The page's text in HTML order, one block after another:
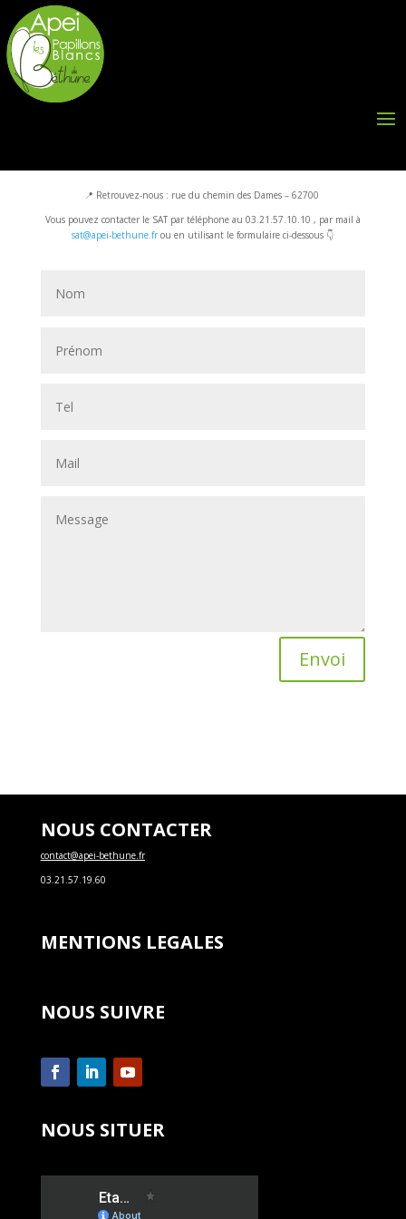
📍 Retrouvez-nous : rue du chemin des Dames – 62700
Vous pouvez contacter le SAT par téléphone au 03.21.57.10.10 , par mail à
sat@apei-bethune.fr ou en utilisant le formulaire ci-dessous 👇
Envoi
NOUS CONTACTER
contact@apei-bethune.fr
03.21.57.19.60
MENTIONS LEGALES
NOUS SUIVRE
NOUS SITUER